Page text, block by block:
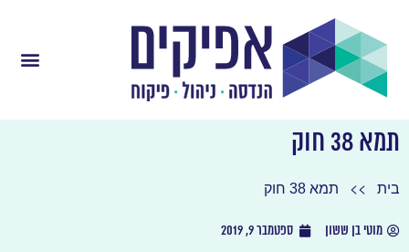
תמא 38 חוק
בית >> תמא 38 חוק
מוטי בן ששון ספטמבר 9, 2019